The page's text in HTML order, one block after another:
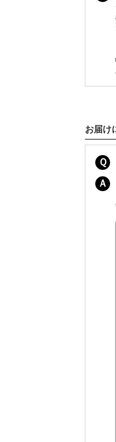
お届け